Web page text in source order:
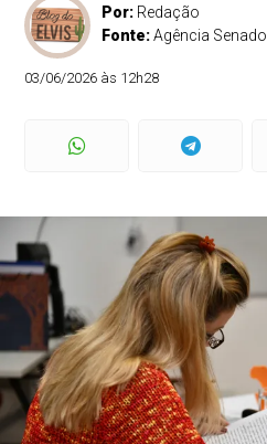
Por: Redação
Fonte:Agência Senado
03/06/2026 às 12h28